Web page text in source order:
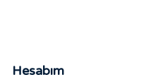
Hesabım